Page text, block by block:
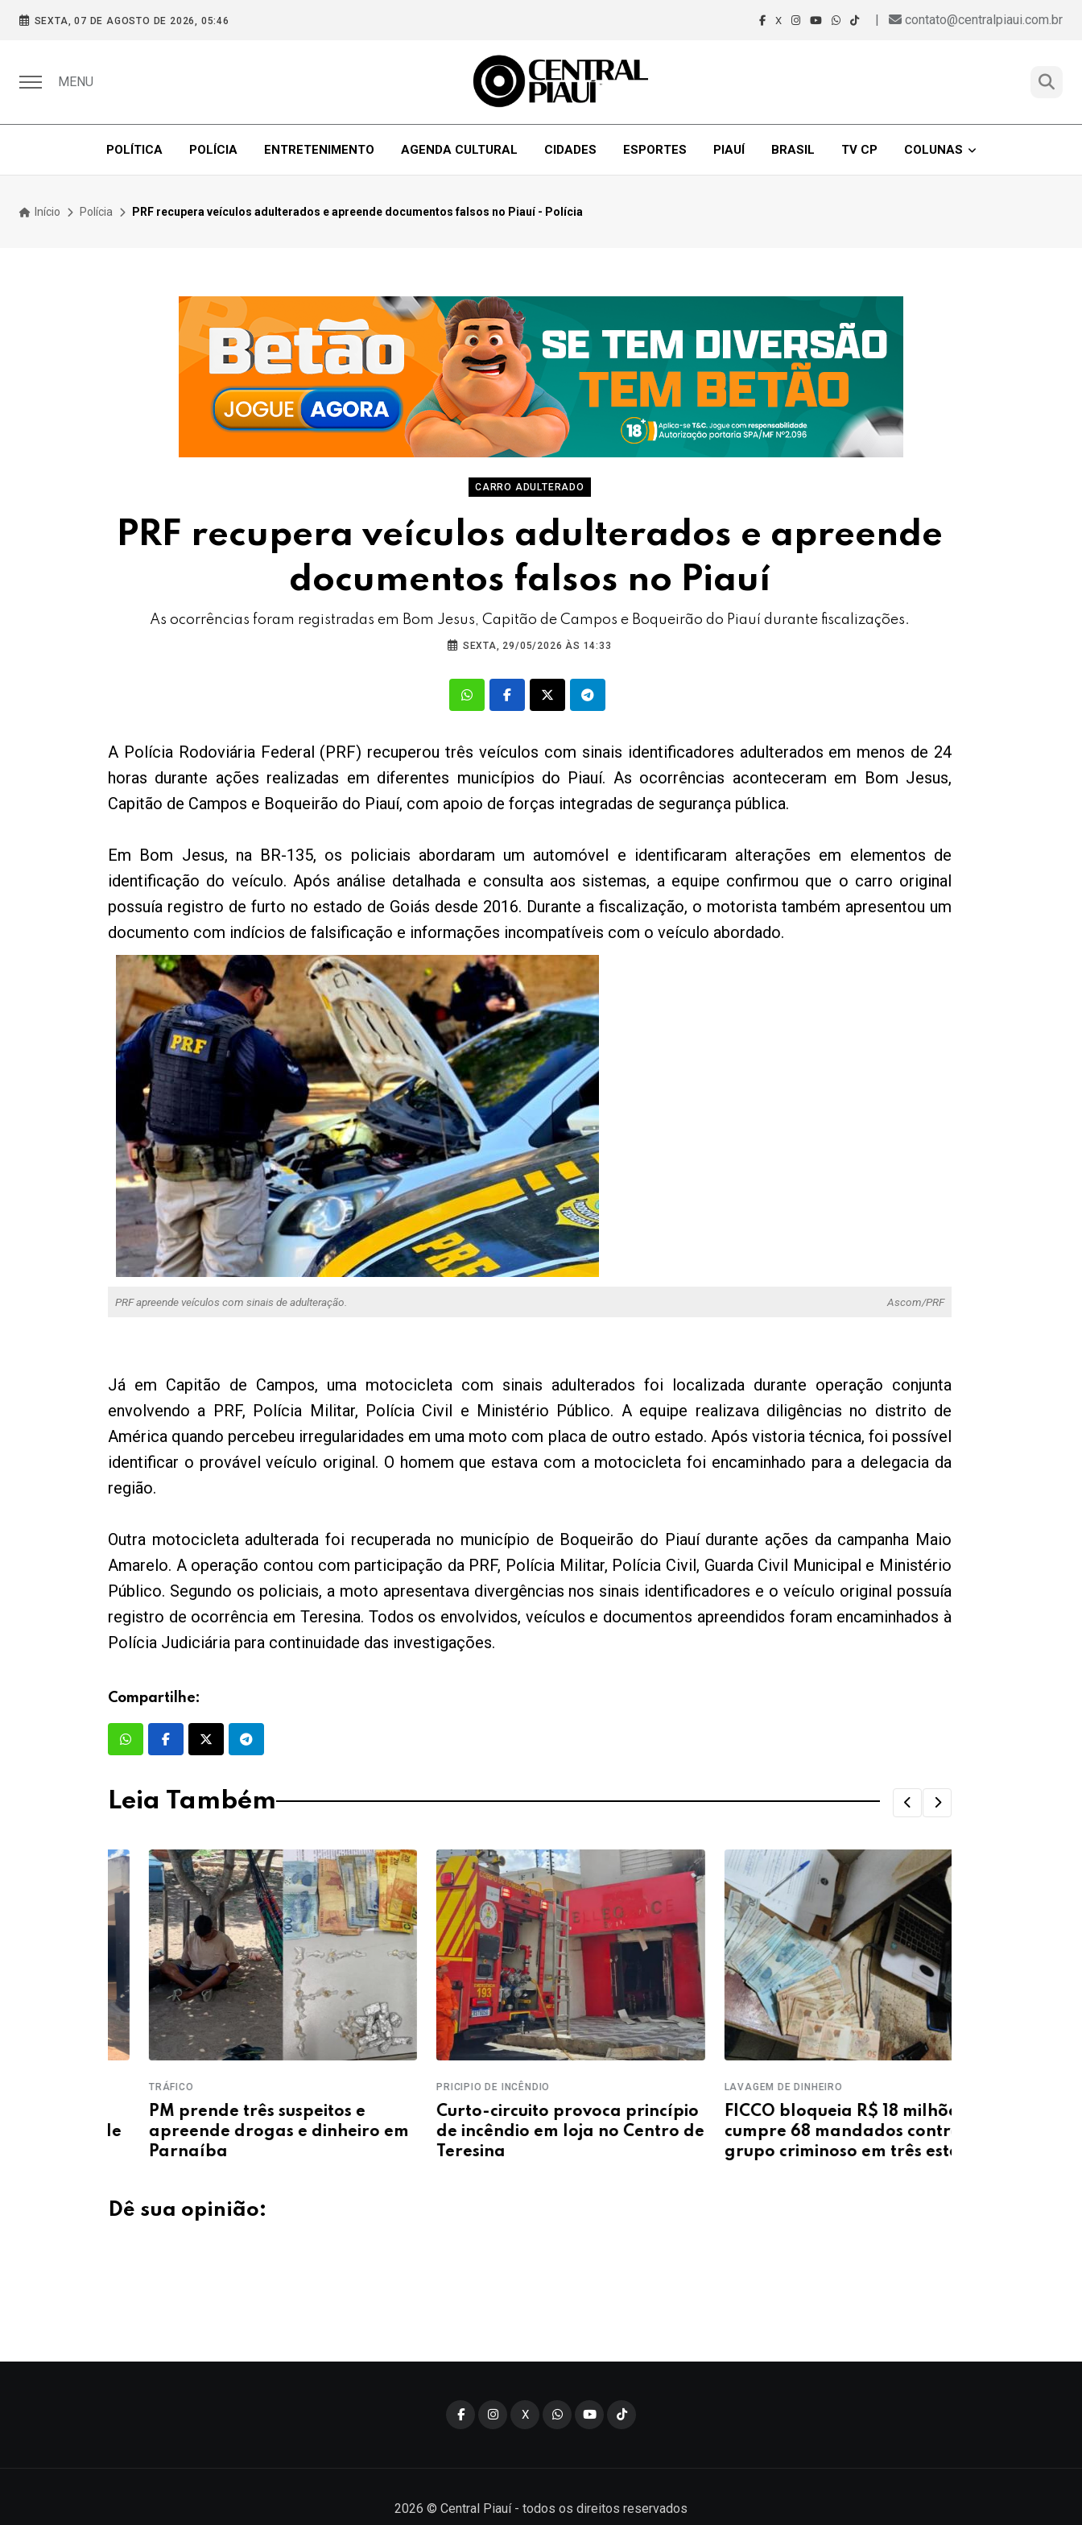
SEXTA, 07 DE AGOSTO DE 2026, 05:46 X | contato@centralpiaui.com.br
MENU
POLÍTICA POLÍCIA ENTRETENIMENTO AGENDA CULTURAL CIDADES ESPORTES PIAUÍ BRASIL TV CP COLUNAS
Início Polícia PRF recupera veículos adulterados e apreende documentos falsos no Piauí - Polícia
CARRO ADULTERADO
PRF recupera veículos adulterados e apreende
documentos falsos no Piauí
As ocorrências foram registradas em Bom Jesus, Capitão de Campos e Boqueirão do Piauí durante fiscalizações.
SEXTA, 29/05/2026 ÀS 14:33
A Polícia Rodoviária Federal (PRF) recuperou três veículos com sinais identificadores adulterados em menos de 24
horas durante ações realizadas em diferentes municípios do Piauí. As ocorrências aconteceram em Bom Jesus,
Capitão de Campos e Boqueirão do Piauí, com apoio de forças integradas de segurança pública.
Em Bom Jesus, na BR-135, os policiais abordaram um automóvel e identificaram alterações em elementos de
identificação do veículo. Após análise detalhada e consulta aos sistemas, a equipe confirmou que o carro original
possuía registro de furto no estado de Goiás desde 2016. Durante a fiscalização, o motorista também apresentou um
documento com indícios de falsificação e informações incompatíveis com o veículo abordado.
PRF apreende veículos com sinais de adulteração. Ascom/PRF
Já em Capitão de Campos, uma motocicleta com sinais adulterados foi localizada durante operação conjunta
envolvendo a PRF, Polícia Militar, Polícia Civil e Ministério Público. A equipe realizava diligências no distrito de
América quando percebeu irregularidades em uma moto com placa de outro estado. Após vistoria técnica, foi possível
identificar o provável veículo original. O homem que estava com a motocicleta foi encaminhado para a delegacia da
região.
Outra motocicleta adulterada foi recuperada no município de Boqueirão do Piauí durante ações da campanha Maio
Amarelo. A operação contou com participação da PRF, Polícia Militar, Polícia Civil, Guarda Civil Municipal e Ministério
Público. Segundo os policiais, a moto apresentava divergências nos sinais identificadores e o veículo original possuía
registro de ocorrência em Teresina. Todos os envolvidos, veículos e documentos apreendidos foram encaminhados à
Polícia Judiciária para continuidade das investigações.
Compartilhe:
Leia Também
TRÁFICO
PM prende três suspeitos e
apreende drogas e dinheiro em
Parnaíba
PRICIPIO DE INCÊNDIO
Curto-circuito provoca princípio
de incêndio em loja no Centro de
Teresina
LAVAGEM DE DINHEIRO
FICCO bloqueia R$ 18 milhões e
cumpre 68 mandados contra
grupo criminoso em três estados
Dê sua opinião:
X
2026 © Central Piauí - todos os direitos reservados